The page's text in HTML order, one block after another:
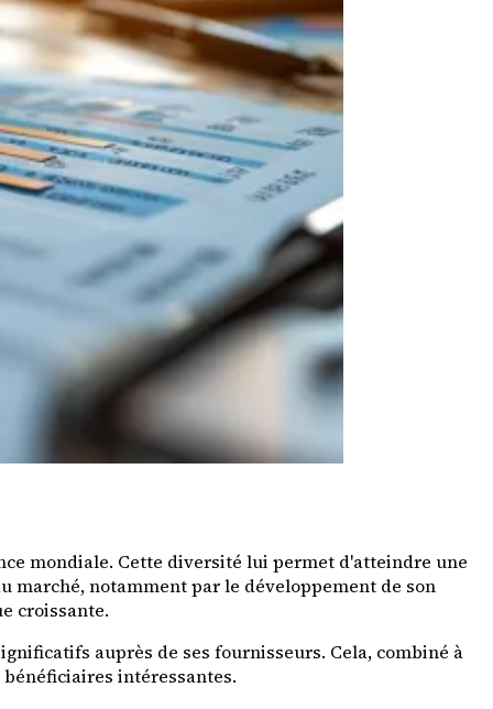
mondiale. Cette diversité lui permet d'atteindre une
marché, notamment par le développement de son
croissante.
auprès de ses fournisseurs. Cela, combiné à
intéressantes.